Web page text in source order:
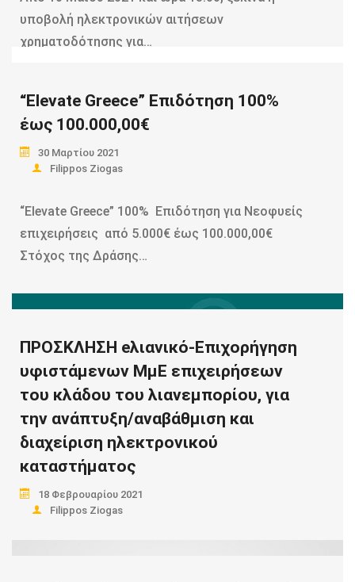
υποβολή ηλεκτρονικών αιτήσεων
χρηματοδότησης για…
Read more
“Elevate Greece” Eπιδότηση 100%
έως 100.000,00€
30 Μαρτίου 2021
Filippos Ziogas
“Elevate Greece” 100% Eπιδότηση για Νεοφυείς
επιχειρήσεις από 5.000€ έως 100.000,00€
Στόχος της Δράσης…
ΠΡΟΣΚΛΗΣΗ eλιανικό-Επιχορήγηση
υφιστάμενων ΜμΕ επιχειρήσεων
του κλάδου του λιανεμπορίου, για
την ανάπτυξη/αναβάθμιση και
διαχείριση ηλεκτρονικού
καταστήματος
18 Φεβρουαρίου 2021
Filippos Ziogas